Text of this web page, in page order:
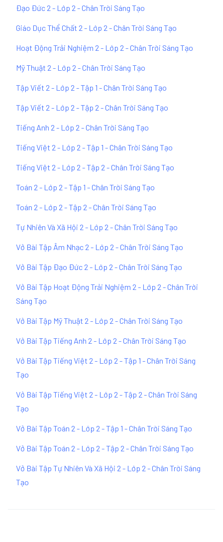
Đạo Đức 2 - Lớp 2 - Chân Trời Sáng Tạo
Giáo Dục Thể Chất 2 - Lớp 2 - Chân Trời Sáng Tạo
Hoạt Động Trải Nghiệm 2 - Lớp 2 - Chân Trời Sáng Tạo
Mỹ Thuật 2 - Lớp 2 - Chân Trời Sáng Tạo
Tập Viết 2 - Lớp 2 - Tập 1 - Chân Trời Sáng Tạo
Tập Viết 2 - Lớp 2 - Tập 2 - Chân Trời Sáng Tạo
Tiếng Anh 2 - Lớp 2 - Chân Trời Sáng Tạo
Tiếng Việt 2 - Lớp 2 - Tập 1 - Chân Trời Sáng Tạo
Tiếng Việt 2 - Lớp 2 - Tập 2 - Chân Trời Sáng Tạo
Toán 2 - Lớp 2 - Tập 1 - Chân Trời Sáng Tạo
Toán 2 - Lớp 2 - Tập 2 - Chân Trời Sáng Tạo
Tự Nhiên Và Xã Hội 2 - Lớp 2 - Chân Trời Sáng Tạo
Vở Bài Tập Âm Nhạc 2 - Lớp 2 - Chân Trời Sáng Tạo
Vở Bài Tập Đạo Đức 2 - Lớp 2 - Chân Trời Sáng Tạo
Vở Bài Tập Hoạt Động Trải Nghiệm 2 - Lớp 2 - Chân Trời
Sáng Tạo
Vở Bài Tập Mỹ Thuật 2 - Lớp 2 - Chân Trời Sáng Tạo
Vở Bài Tập Tiếng Anh 2 - Lớp 2 - Chân Trời Sáng Tạo
Vở Bài Tập Tiếng Việt 2 - Lớp 2 - Tập 1 - Chân Trời Sáng
Tạo
Vở Bài Tập Tiếng Việt 2 - Lớp 2 - Tập 2 - Chân Trời Sáng
Tạo
Vở Bài Tập Toán 2 - Lớp 2 - Tập 1 - Chân Trời Sáng Tạo
Vở Bài Tập Toán 2 - Lớp 2 - Tập 2 - Chân Trời Sáng Tạo
Vở Bài Tập Tự Nhiên Và Xã Hội 2 - Lớp 2 - Chân Trời Sáng
Tạo